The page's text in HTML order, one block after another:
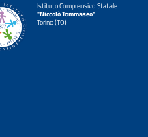
Istituto Comprensivo Statale
"Niccolò Tommaseo"
Torino (TO)